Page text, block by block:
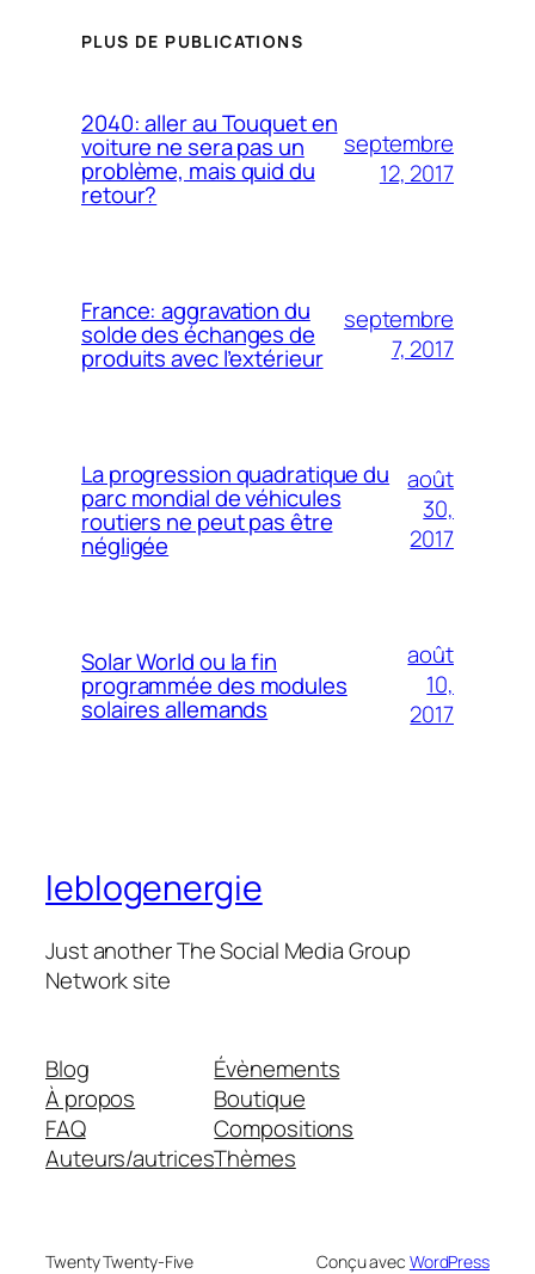
PLUS DE PUBLICATIONS
2040: aller au Touquet en
voiture ne sera pas un
problème, mais quid du
retour?
septembre
12, 2017
France: aggravation du
solde des échanges de
produits avec l’extérieur
septembre
7, 2017
La progression quadratique du
parc mondial de véhicules
routiers ne peut pas être
négligée
août
30,
2017
Solar World ou la fin
programmée des modules
solaires allemands
août
10,
2017
leblogenergie
Just another The Social Media Group
Network site
Blog
À propos
FAQ
Auteurs/autrices
Évènements
Boutique
Compositions
Thèmes
Twenty Twenty-Five Conçu avec WordPress